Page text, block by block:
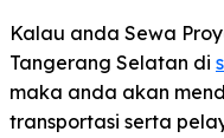
Kalau anda Sewa
Tangerang Selatan di
maka anda akan
transportasi serta